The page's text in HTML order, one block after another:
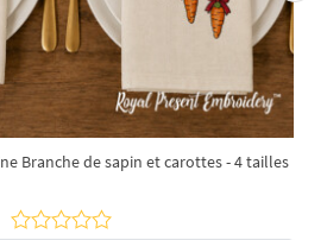
Branche de sapin et carottes - 4 tailles